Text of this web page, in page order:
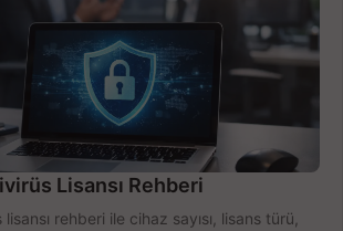
Lisansı Rehberi
rehberi ile cihaz sayısı, lisans türü,